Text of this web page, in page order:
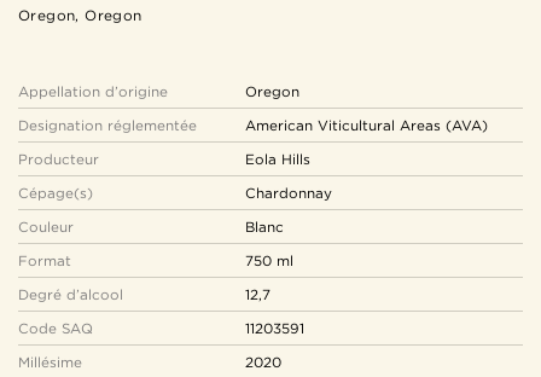
Oregon, Oregon
Appellation d’origine Oregon
Designation réglementée American Viticultural Areas (AVA)
Producteur Eola Hills
Cépage(s) Chardonnay
Couleur Blanc
Format 750 ml
Degré d’alcool 12,7
Code SAQ 11203591
Millésime 2020